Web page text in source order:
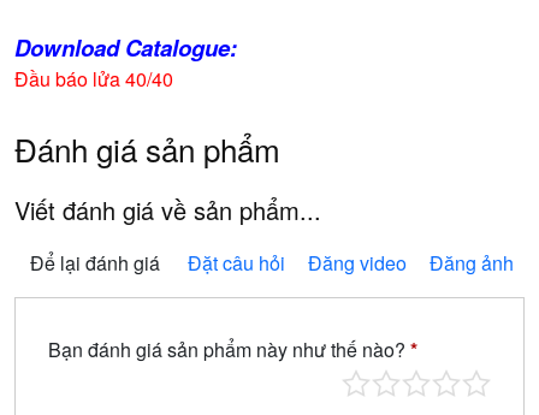
Download Catalogue:
Đầu báo lửa 40/40
Đánh giá sản phẩm
Viết đánh giá về sản phẩm...
Để lại đánh giá Đặt câu hỏi Đăng video Đăng ảnh
Bạn đánh giá sản phẩm này như thế nào? *